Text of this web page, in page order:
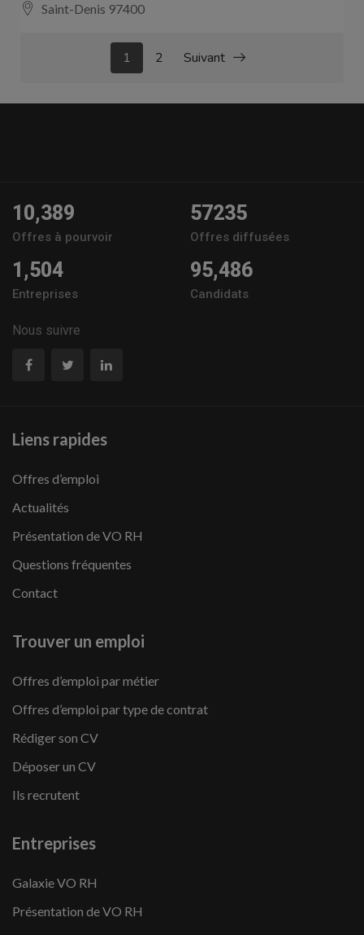
Saint-Denis 97400
1 2 Suivant
10,389
Offres à pourvoir
57235
Offres diffusées
1,504
Entreprises
95,486
Candidats
Nous suivre
Liens rapides
Offres d’emploi
Actualités
Présentation de VO RH
Questions fréquentes
Contact
Trouver un emploi
Offres d’emploi par métier
Offres d’emploi par type de contrat
Rédiger son CV
Déposer un CV
Ils recrutent
Entreprises
Galaxie VO RH
Présentation de VO RH